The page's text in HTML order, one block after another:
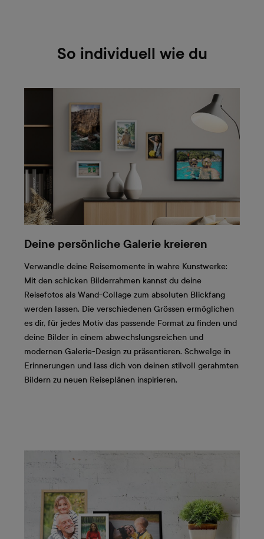
So individuell wie du
Deine persönliche Galerie kreieren
Verwandle deine Reisemomente in wahre Kunstwerke:
Mit den schicken Bilderrahmen kannst du deine
Reisefotos als Wand-Collage zum absoluten Blickfang
werden lassen. Die verschiedenen Grössen ermöglichen
es dir, für jedes Motiv das passende Format zu finden und
deine Bilder in einem abwechslungsreichen und
modernen Galerie-Design zu präsentieren. Schwelge in
Erinnerungen und lass dich von deinen stilvoll gerahmten
Bildern zu neuen Reiseplänen inspirieren.